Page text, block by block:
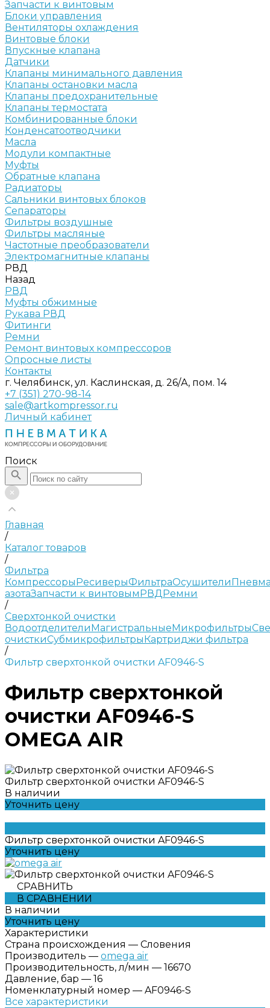
Запчасти к винтовым
Блоки управления
Вентиляторы охлаждения
Винтовые блоки
Впускные клапана
Датчики
Клапаны минимального давления
Клапаны остановки масла
Клапаны предохранительные
Клапаны термостата
Комбинированные блоки
Конденсатоотводчики
Масла
Модули компактные
Муфты
Обратные клапана
Радиаторы
Сальники винтовых блоков
Сепараторы
Фильтры воздушные
Фильтры масляные
Частотные преобразователи
Электромагнитные клапаны
РВД
Назад
РВД
Муфты обжимные
Рукава РВД
Фитинги
Ремни
Ремонт винтовых компрессоров
Опросные листы
Контакты
г. Челябинск, ул. Каслинская, д. 26/А, пом. 14
+7 (351) 270-98-14
sale@artkompressor.ru
Личный кабинет
Поиск
Главная
/
Каталог товаров
/
Фильтра
КомпрессорыРесиверыФильтраОсушители
азотаЗапчасти к винтовымРВДРемни
/
Сверхтонкой очистки
ВодоотделителиМагистральныеМикрофильтры
очисткиСубмикрофильтрыКартриджи фильтра
/
Фильтр сверхтонкой очистки AF0946-S
Фильтр сверхтонкой
очистки AF0946-S
OMEGA AIR
Фильтр сверхтонкой очистки AF0946-S
В наличии
Уточнить цену
Фильтр сверхтонкой очистки AF0946-S
Уточнить цену
СРАВНИТЬ
В СРАВНЕНИИ
В наличии
Уточнить цену
Характеристики
Страна происхождения — Словения
Производитель — omega air
Производительность, л/мин — 16670
Давление, бар — 16
Номенклатурный номер — AF0946-S
Все характеристики